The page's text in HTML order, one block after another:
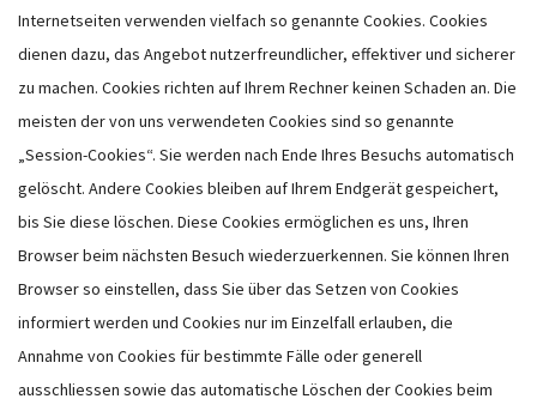
Internetseiten verwenden vielfach so genannte Cookies. Cookies
dienen dazu, das Angebot nutzerfreundlicher, effektiver und sicherer
zu machen. Cookies richten auf Ihrem Rechner keinen Schaden an. Die
meisten der von uns verwendeten Cookies sind so genannte
„Session-Cookies“. Sie werden nach Ende Ihres Besuchs automatisch
gelöscht. Andere Cookies bleiben auf Ihrem Endgerät gespeichert,
bis Sie diese löschen. Diese Cookies ermöglichen es uns, Ihren
Browser beim nächsten Besuch wiederzuerkennen. Sie können Ihren
Browser so einstellen, dass Sie über das Setzen von Cookies
informiert werden und Cookies nur im Einzelfall erlauben, die
Annahme von Cookies für bestimmte Fälle oder generell
ausschliessen sowie das automatische Löschen der Cookies beim